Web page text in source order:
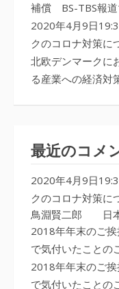
補償 BS-TBS報
2020年4月9日
クのコロナ対策に
北欧デンマークに
る産業への経済対
最近のコメ
2020年4月9日
クのコロナ対策に
鳥淵賢二郎 日本
2018年年末のご
で気付いたことの
2018年年末のご
で気付いたことの